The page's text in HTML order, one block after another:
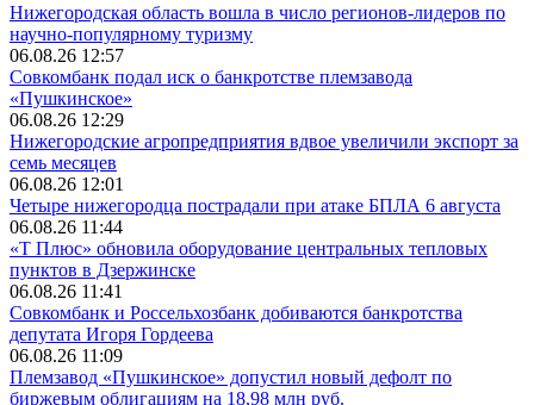
Нижегородская область вошла в число регионов-лидеров по
научно-популярному туризму
06.08.26 12:57
Совкомбанк подал иск о банкротстве племзавода
«Пушкинское»
06.08.26 12:29
Нижегородские агропредприятия вдвое увеличили экспорт за
семь месяцев
06.08.26 12:01
Четыре нижегородца пострадали при атаке БПЛА 6 августа
06.08.26 11:44
«Т Плюс» обновила оборудование центральных тепловых
пунктов в Дзержинске
06.08.26 11:41
Совкомбанк и Россельхозбанк добиваются банкротства
депутата Игоря Гордеева
06.08.26 11:09
Племзавод «Пушкинское» допустил новый дефолт по
биржевым облигациям на 18,98 млн руб.